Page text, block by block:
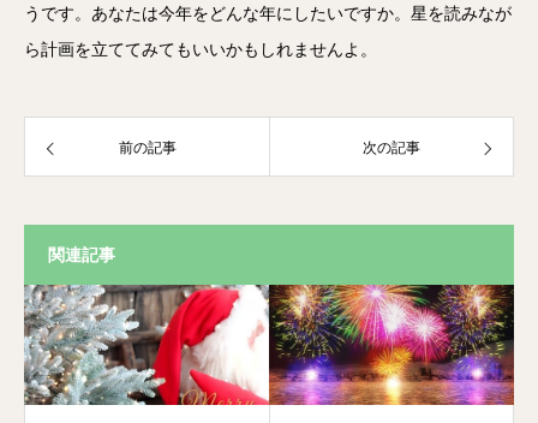
うです。あなたは今年をどんな年にしたいですか。星を読みなが
ら計画を立ててみてもいいかもしれませんよ。
前の記事 次の記事
関連記事